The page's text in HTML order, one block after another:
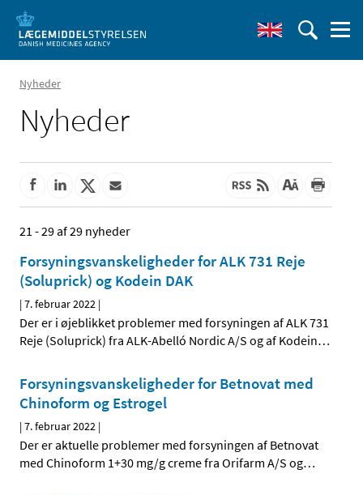
Nyheder
Nyheder
21 - 29 af 29 nyheder
Forsyningsvanskeligheder for ALK 731 Reje
(Soluprick) og Kodein DAK
|7. februar 2022 |
Der er i øjeblikket problemer med forsyningen af ALK 731
Reje (Soluprick) fra ALK-Abelló Nordic A/S og af Kodein…
Forsyningsvanskeligheder for Betnovat med
Chinoform og Estrogel
|7. februar 2022 |
Der er aktuelle problemer med forsyningen af Betnovat
med Chinoform 1+30 mg/g creme fra Orifarm A/S og…